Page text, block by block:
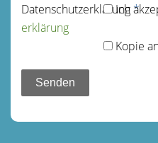
Datenschutz­erklärung*
Ich
erklärung
Kopie